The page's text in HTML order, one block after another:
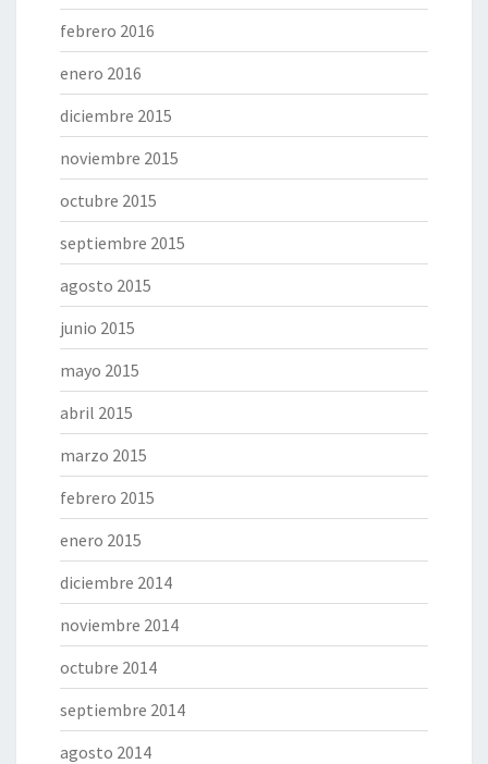
febrero 2016
enero 2016
diciembre 2015
noviembre 2015
octubre 2015
septiembre 2015
agosto 2015
junio 2015
mayo 2015
abril 2015
marzo 2015
febrero 2015
enero 2015
diciembre 2014
noviembre 2014
octubre 2014
septiembre 2014
agosto 2014